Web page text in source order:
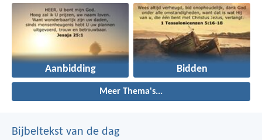
Aanbidding Bidden
Meer Thema's...
Bijbeltekst van de dag